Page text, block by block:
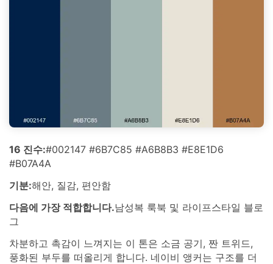
16 진수:#002147 #6B7C85 #A6B8B3 #E8E1D6
#B07A4A
기분:해안, 질감, 편안함
다음에 가장 적합합니다.남성복 룩북 및 라이프스타일 블로
그
차분하고 촉감이 느껴지는 이 톤은 소금 공기, 짠 트위드,
풍화된 부두를 떠올리게 합니다. 네이비 앵커는 구조를 더